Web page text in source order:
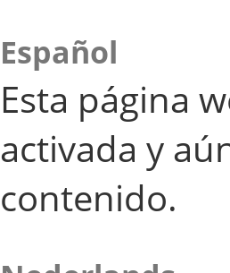
Español
Esta página
activada y
contenido.